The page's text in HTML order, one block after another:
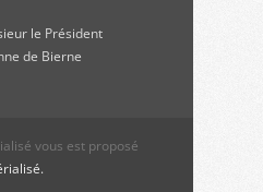
le Président
de Bierne
vous est proposé